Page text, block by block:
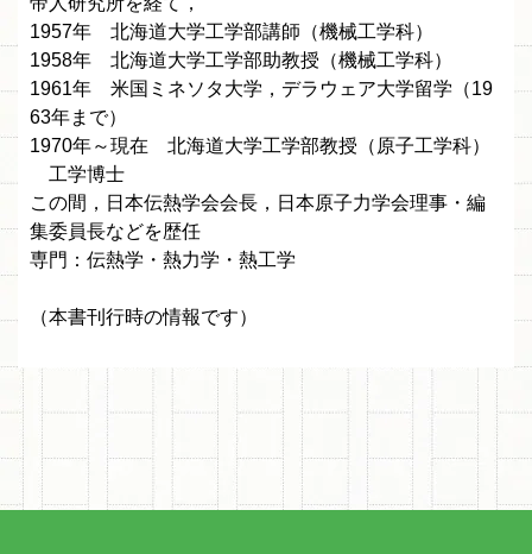
1957年 北海道大学工学部講師（機械工学科）
1958年 北海道大学工学部助教授（機械工学科）
1961年 米国ミネソタ大学，デラウェア大学留学（19
63年まで）
1970年～現在 北海道大学工学部教授（原子工学科）
工学博士
この間，日本伝熱学会会長，日本原子力学会理事・編
集委員長などを歴任
専門：伝熱学・熱力学・熱工学
（本書刊行時の情報です）